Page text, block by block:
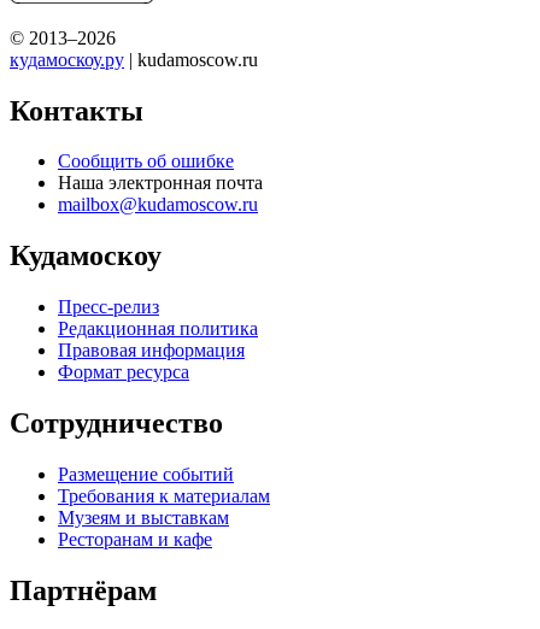
© 2013–2026
кудамоскоу.ру | kudamoscow.ru
Контакты
Сообщить об ошибке
Наша электронная почта
mailbox@kudamoscow.ru
Кудамоскоу
Пресс-релиз
Редакционная политика
Правовая информация
Формат ресурса
Сотрудничество
Размещение событий
Требования к материалам
Музеям и выставкам
Ресторанам и кафе
Партнёрам